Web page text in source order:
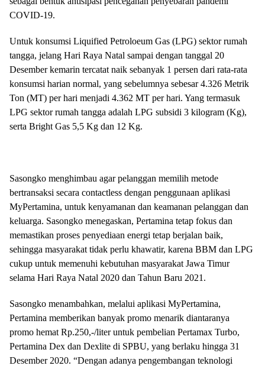
COVID-19.
Untuk konsumsi Liquified Petroloeum Gas (LPG) sektor rumah
tangga, jelang Hari Raya Natal sampai dengan tanggal 20
Desember kemarin tercatat naik sebanyak 1 persen dari rata-rata
konsumsi harian normal, yang sebelumnya sebesar 4.326 Metrik
Ton (MT) per hari menjadi 4.362 MT per hari. Yang termasuk
LPG sektor rumah tangga adalah LPG subsidi 3 kilogram (Kg),
serta Bright Gas 5,5 Kg dan 12 Kg.
Sasongko menghimbau agar pelanggan memilih metode
bertransaksi secara contactless dengan penggunaan aplikasi
MyPertamina, untuk kenyamanan dan keamanan pelanggan dan
keluarga. Sasongko menegaskan, Pertamina tetap fokus dan
memastikan proses penyediaan energi tetap berjalan baik,
sehingga masyarakat tidak perlu khawatir, karena BBM dan LPG
cukup untuk memenuhi kebutuhan masyarakat Jawa Timur
selama Hari Raya Natal 2020 dan Tahun Baru 2021.
Sasongko menambahkan, melalui aplikasi MyPertamina,
Pertamina memberikan banyak promo menarik diantaranya
promo hemat Rp.250,-/liter untuk pembelian Pertamax Turbo,
Pertamina Dex dan Dexlite di SPBU, yang berlaku hingga 31
Desember 2020. “Dengan adanya pengembangan teknologi